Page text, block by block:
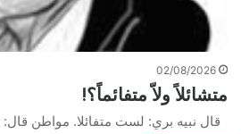
02/08/2026
متشائلاً ولاّ متفائماً؟!
قال نبيه بري: لست متفائلا. مواطن قال: